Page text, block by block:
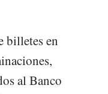
billetes en
al Banco